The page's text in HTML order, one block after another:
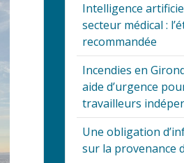
Intelligence
secteur médical :
recommandée
Incendies en
aide d’urgence
travailleurs
Une obligation
sur la provenance